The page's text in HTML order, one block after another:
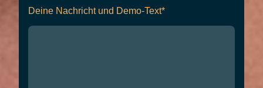
Deine Nachricht und Demo-Text*